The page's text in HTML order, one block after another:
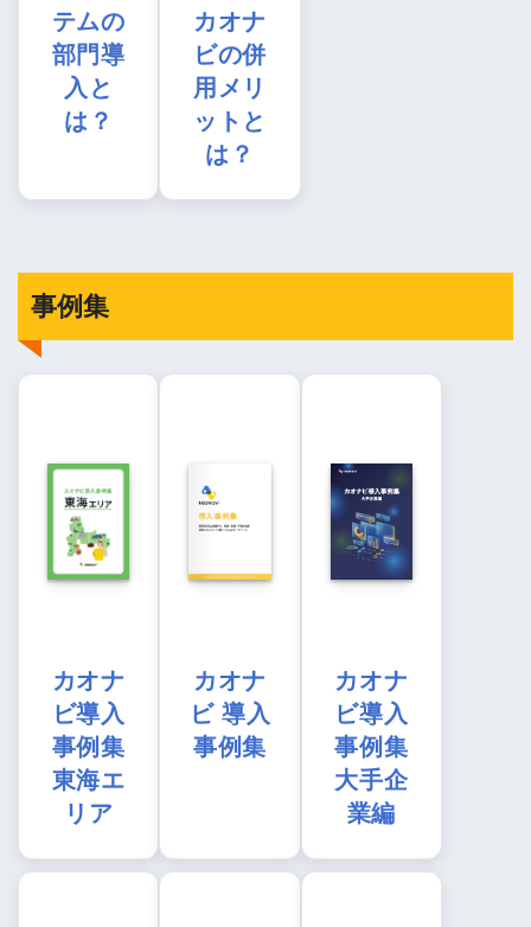
テムの
部門導
入と
は？
カオナ
ビの併
用メリ
ットと
は？
事例集
カオナ
ビ導入
事例集
東海エ
リア
カオナ
ビ 導入
事例集
カオナ
ビ導入
事例集
大手企
業編